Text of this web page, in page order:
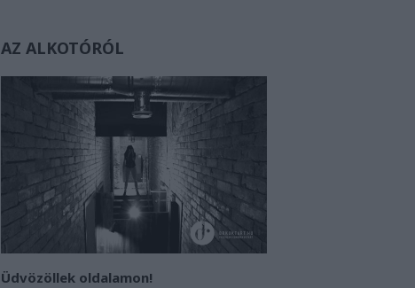
AZ ALKOTÓRÓL
Üdvözöllek oldalamon!